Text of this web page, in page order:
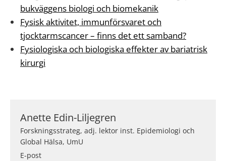
bukväggens biologi och biomekanik
Fysisk aktivitet, immunförsvaret och
tjocktarmscancer – finns det ett samband?
Fysiologiska och biologiska effekter av bariatrisk
kirurgi
Anette Edin-Liljegren
Forskningsstrateg, adj. lektor inst. Epidemiologi och
Global Hälsa, UmU
E-post